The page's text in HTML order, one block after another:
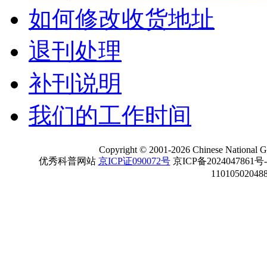
如何修改收货地址
退刊处理
补刊说明
我们的工作时间
Copyright ©2001-2026 Chinese National
优秀科普网站 京ICP证090072号京ICP备2024047861